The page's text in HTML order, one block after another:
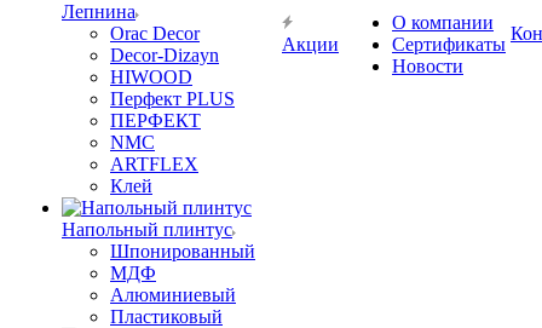
Лепнина
Orac Decor
Decor-Dizayn
HIWOOD
Перфект PLUS
ПЕРФЕКТ
NMC
ARTFLEX
Клей
Напольный плинтус
Шпонированный
МДФ
Алюминиевый
Пластиковый
Акции
О компании
Сертификаты
Новости